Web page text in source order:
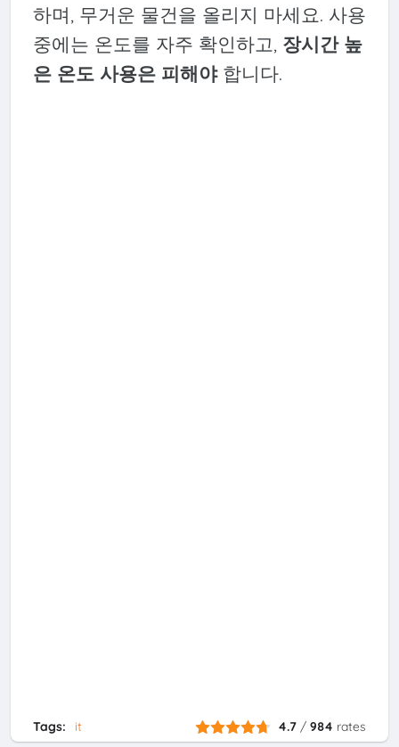
하며, 무거운 물건을 올리지 마세요. 사용
중에는 온도를 자주 확인하고, 장시간 높
은 온도 사용은 피해야합니다.
Tags: it 4.7 /984 rates